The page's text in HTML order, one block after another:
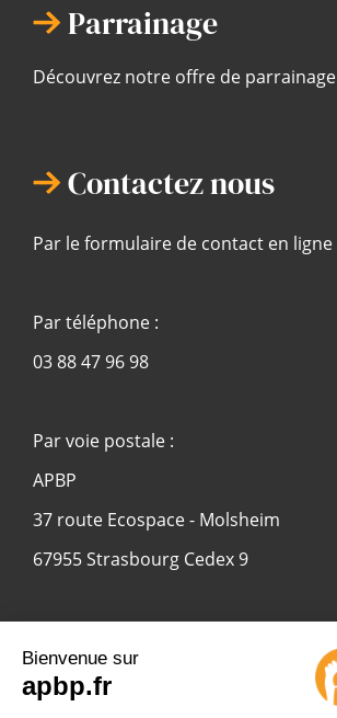
Parrainage
Découvrez notre offre de parrainage
Contactez nous
Par le formulaire de contact en ligne
Par téléphone :
03 88 47 96 98
Par voie postale :
APBP
37 route Ecospace - Molsheim
67955 Strasbourg Cedex 9